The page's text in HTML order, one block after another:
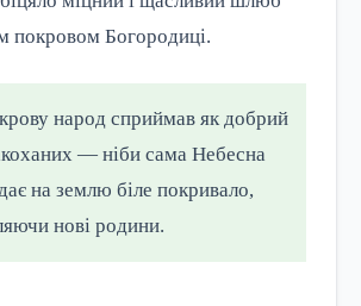
покровом Богородиці.
народ сприймав як добрий
— ніби сама Небесна
на землю біле покривало,
нові родини.